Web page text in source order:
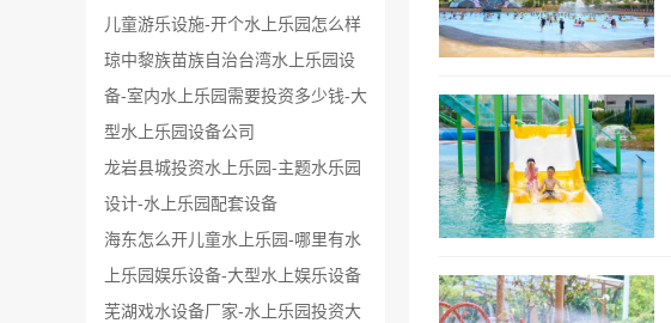
儿童游乐设施-开个水上乐园怎么样
琼中黎族苗族自治台湾水上乐园设
备-室内水上乐园需要投资多少钱-大
型水上乐园设备公司
龙岩县城投资水上乐园-主题水乐园
设计-水上乐园配套设备
海东怎么开儿童水上乐园-哪里有水
上乐园娱乐设备-大型水上娱乐设备
芜湖戏水设备厂家-水上乐园投资大